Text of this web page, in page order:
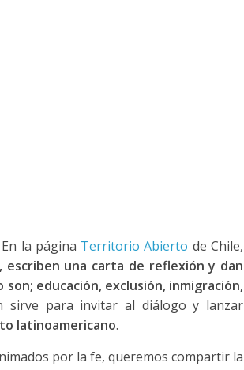
En la página Territorio Abierto de Chile,
escriben una carta de reflexión y dan
educación, exclusión, inmigración,
sirve para invitar al diálogo y lanzar
latinoamericano.
por la fe, queremos compartir la